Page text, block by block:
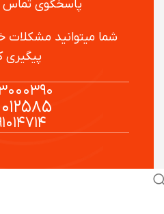
پاسخگوی تماس
شما میتوانید مشکلات خود
پیگیری کنید